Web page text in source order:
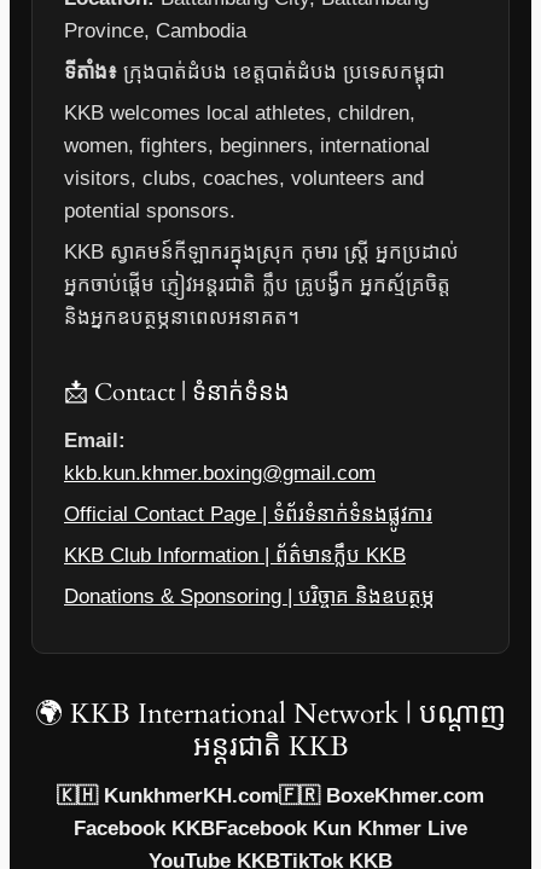
Province, Cambodia
ទីតាំង៖ ក្រុងបាត់ដំបង ខេត្តបាត់ដំបង ប្រទេសកម្ពុជា
KKB welcomes local athletes, children,
women, fighters, beginners, international
visitors, clubs, coaches, volunteers and
potential sponsors.
KKB ស្វាគមន៍កីឡាករក្នុងស្រុក កុមារ ស្ត្រី អ្នកប្រដាល់
អ្នកចាប់ផ្តើម ភ្ញៀវអន្តរជាតិ ក្លឹប គ្រូបង្វឹក អ្នកស្ម័គ្រចិត្ត
និងអ្នកឧបត្ថម្ភនាពេលអនាគត។
📩 Contact | ទំនាក់ទំនង
Email:
kkb.kun.khmer.boxing@gmail.com
Official Contact Page | ទំព័រទំនាក់ទំនងផ្លូវការ
KKB Club Information | ព័ត៌មានក្លឹប KKB
Donations & Sponsoring | បរិច្ចាគ និងឧបត្ថម្ភ
🌍 KKB International Network | បណ្តាញ
អន្តរជាតិ KKB
🇰🇭 KunkhmerKH.com🇫🇷 BoxeKhmer.com
Facebook KKBFacebook Kun Khmer Live
YouTube KKBTikTok KKB